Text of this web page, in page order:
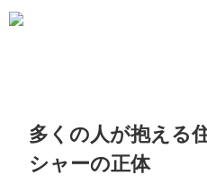
多くの人が抱える
シャーの正体